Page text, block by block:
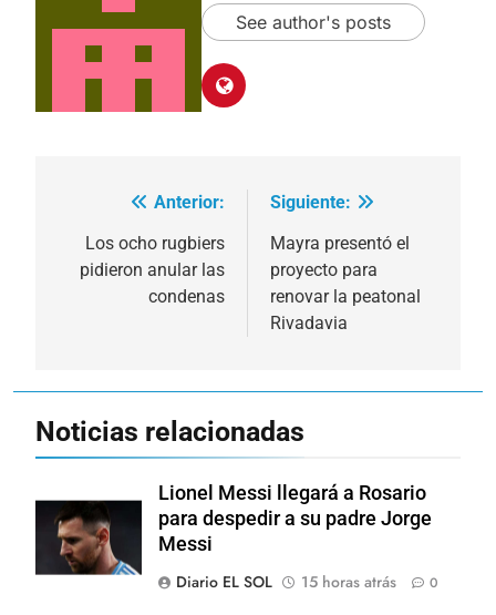
See author's posts
Navegación
entradas
Anterior:
Los ocho rugbiers
pidieron anular las
condenas
Siguiente:
Mayra presentó el
proyecto para
renovar la peatonal
Rivadavia
Noticias relacionadas
Lionel Messi llegará a Rosario
para despedir a su padre Jorge
Messi
Diario EL SOL
15 horas atrás 0